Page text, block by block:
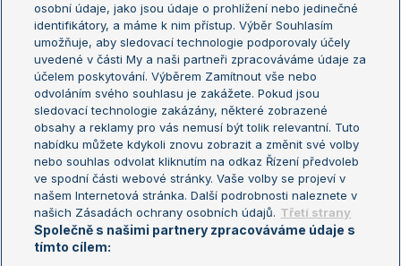
Žebříček WTA (ženy)
Sázkařský žebříček
French Open
Wimbledon
US Open
Turnaj mistrů
Turnaj mistryň
Aktualní trendy
Fotbalové přestupy
Livesport Daily
LS Prague Open
osobní údaje, jako jsou údaje o prohlížení nebo jedinečné
identifikátory, a máme k nim přístup. Výběr Souhlasím
umožňuje, aby sledovací technologie podporovaly účely
uvedené v části My a naši partneři zpracováváme údaje za
účelem poskytování. Výběrem Zamítnout vše nebo
odvoláním svého souhlasu je zakážete. Pokud jsou
sledovací technologie zakázány, některé zobrazené
obsahy a reklamy pro vás nemusí být tolik relevantní. Tuto
nabídku můžete kdykoli znovu zobrazit a změnit své volby
nebo souhlas odvolat kliknutím na odkaz Řízení předvoleb
ve spodní části webové stránky. Vaše volby se projeví v
našem Internetová stránka. Další podrobnosti naleznete v
našich Zásadách ochrany osobních údajů. Třetí strany
Společně s našimi partnery zpracováváme údaje s
tímto cílem: